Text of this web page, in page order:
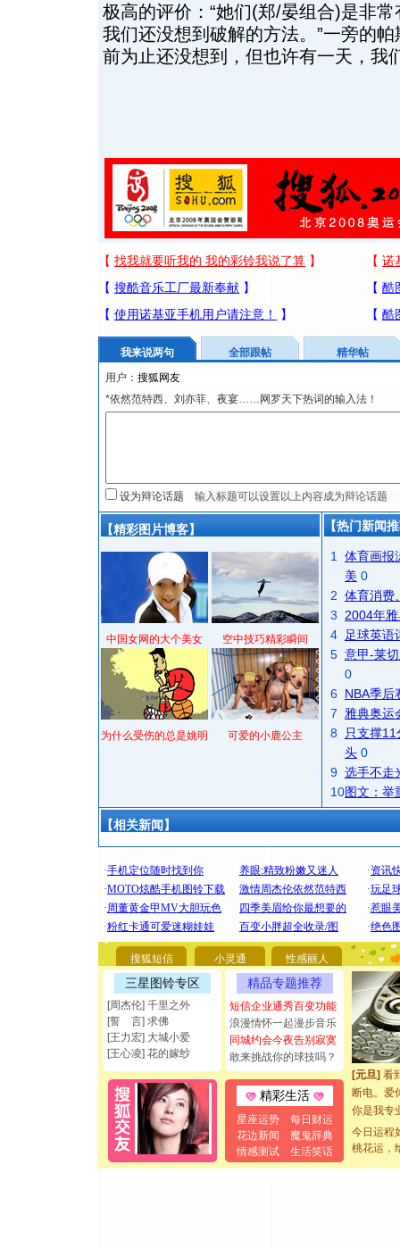
极高的评价：“她们(郑/晏组合)是非
我们还没想到破解的方法。”一旁的
前为止还没想到，但也许有一天，我
我来说两句 全部跟帖
精华帖
用户：
*依然范特西、刘亦菲、夜宴……网罗天下热词的输入法！
设为辩论话题
【精彩图片博客】
中国女网的大个美女 空中技巧精彩瞬间
为什么受伤的总是姚明 可爱的小鹿公主
【热门新闻
1
体育画报
美 0
2 体育消费
3
2004年
4
足球英语
5 意甲-莱
0
6 NBA季后
7
雅典奥运
8
只支撑
头 0
9 选手不走
10图文：举
【相关新闻】
搜狐短信 小灵通 性感丽人
三星图铃专区
[周杰伦] 千里之外
[誓 言] 求佛
[王力宏] 大城小爱
[王心凌] 花的嫁纱
精品专题推荐
短信企业通秀百变功能
浪漫情怀一起漫步音乐
同城约会今夜告别寂寞
敢来挑战你的球技吗？
精彩生活
星座运势
每日财运
花边新闻
魔鬼辞典
情感测试
生活笑话
[圣诞节]
你太多，
要平安
[圣诞节]
能正大光
都要快乐
[圣诞节]
如意,快
[元旦] 看
断电。爱
你是我专
起；二是
今日运程
桃花运，